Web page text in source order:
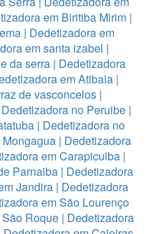
em Biritiba Mirim |
| Dedetizadora em
em santa izabel |
da serra | Dedetizadora
em Atibaia |
de vasconcelos|
Dedetizadora no Peruibe |
| Dedetizadora no
| Dedetizadora
em Carapicuiba |
Parnaiba| Dedetizadora
Jandira | Dedetizadora
em São Lourenço
Roque | Dedetizadora